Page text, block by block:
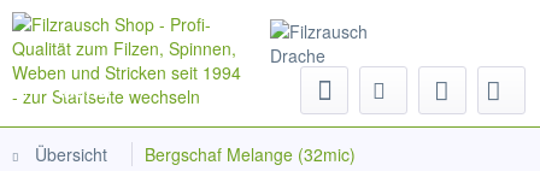
Menü
Übersicht Bergschaf Melange (32mic)